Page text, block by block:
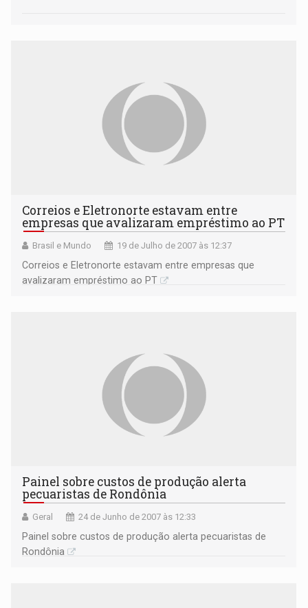
Correios e Eletronorte estavam entre
empresas que avalizaram empréstimo ao PT
Brasil e Mundo 19 de Julho de 2007 às 12:37
Correios e Eletronorte estavam entre empresas que
avalizaram empréstimo ao PT
Painel sobre custos de produção alerta
pecuaristas de Rondônia
Geral 24 de Junho de 2007 às 12:33
Painel sobre custos de produção alerta pecuaristas de
Rondônia